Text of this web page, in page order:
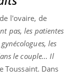
l'ovaire, de
pas, les patientes
les
le couple... Il
Toussaint. Dans